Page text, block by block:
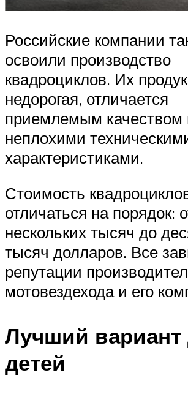
Российские компании
освоили производство
квадроциклов. Их
недорогая, отличается
приемлемым качеством
неплохими
характеристиками.
Стоимость
отличаться на порядок:
нескольких тысяч до
тысяч долларов. Все
репутации
мотовездехода и его
Лучший вариант
детей